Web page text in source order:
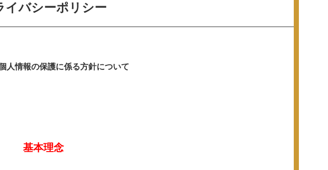
イバシーポリシー
人情報の保護に係る方針について
基本理念